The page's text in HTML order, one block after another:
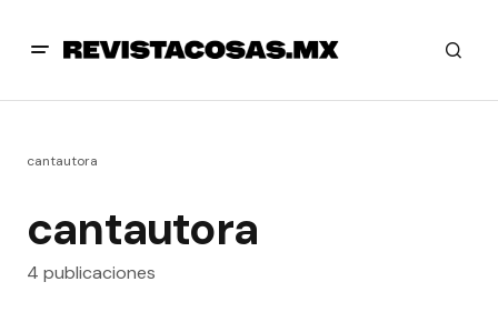
cantautora
cantautora
4 publicaciones